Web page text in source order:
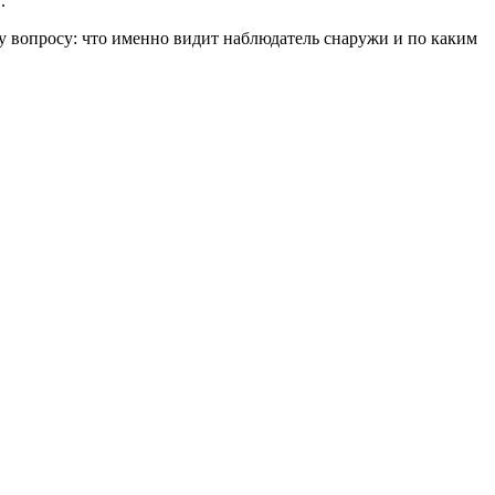
вопросу: что именно видит наблюдатель снаружи и по каким